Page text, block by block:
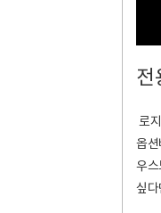
전
로
옵션
우스
싶